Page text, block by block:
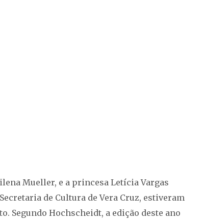
Mueller, e a princesa Letícia Vargas
de Cultura de Vera Cruz, estiveram
Segundo Hochscheidt, a edição deste ano